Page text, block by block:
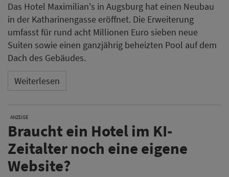
Das Hotel Maximilian's in Augsburg hat einen Neubau
in der Katharinengasse eröffnet. Die Erweiterung
umfasst für rund acht Millionen Euro sieben neue
Suiten sowie einen ganzjährig beheizten Pool auf dem
Dach des Gebäudes.
Weiterlesen
ANZEIGE
Braucht ein Hotel im KI-
Zeitalter noch eine eigene
Website?